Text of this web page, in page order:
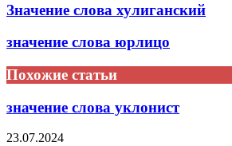
Значение слова хулиганский
значение слова юрлицо
Похожие статьи
значение слова уклонист
23.07.2024